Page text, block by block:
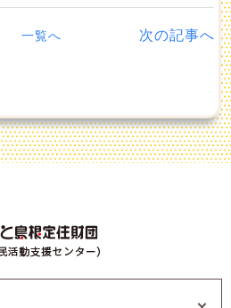
一覧へ 次の記事へ